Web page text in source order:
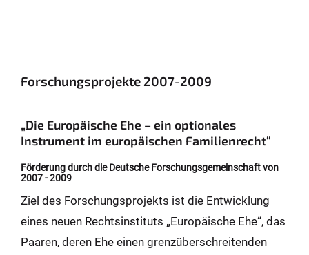
Forschungsprojekte 2007-2009
„Die Europäische Ehe – ein optionales
Instrument im europäischen Familienrecht“
Förderung durch die Deutsche Forschungsgemeinschaft von
2007 - 2009
Ziel des Forschungsprojekts ist die Entwicklung
eines neuen Rechtsinstituts „Europäische Ehe“, das
Paaren, deren Ehe einen grenzüberschreitenden